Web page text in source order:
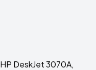
DeskJet 3070A,